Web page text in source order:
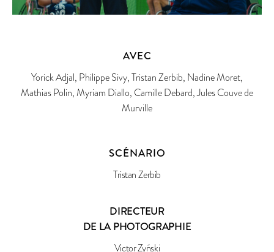
AVEC
Yorick Adjal, Philippe Sivy, Tristan Zerbib, Nadine Moret,
Mathias Polin, Myriam Diallo, Camille Debard, Jules Couve de
Murville
SCÉNARIO
Tristan Zerbib
DIRECTEUR
DE LA PHOTOGRAPHIE
Victor Zyński